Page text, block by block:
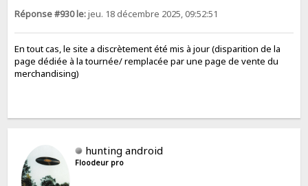
Réponse #930 le:jeu. 18 décembre 2025, 09:52:51
En tout cas, le site a discrètement été mis à jour (disparition de la
page dédiée à la tournée/ remplacée par une page de vente du
merchandising)
hunting android
Floodeur pro